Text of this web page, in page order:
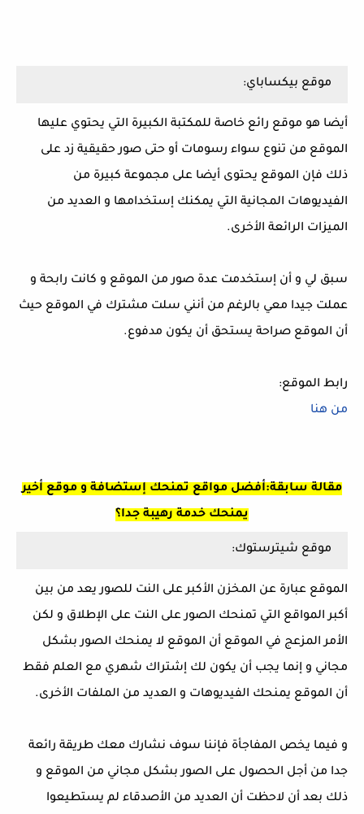
موقع بيكساباي:
أيضا هو موقع رائع خاصة للمكتبة الكبيرة التي يحتوي عليها
الموقع من تنوع سواء رسومات أو حتى صور حقيقية زد على
ذلك فإن الموقع يحتوى أيضا على مجموعة كبيرة من
الفيديوهات المجانية التي يمكنك إستخدامها و العديد من
الميزات الرائعة الأخرى.
سبق لي و أن إستخدمت عدة صور من الموقع و كانت رابحة و
عملت جيدا معي بالرغم من أنني سلت مشترك في الموقع حيث
أن الموقع صراحة يستحق أن يكون مدفوع.
رابط الموقع:
من هنا
مقالة سابقة:أفضل مواقع تمنحك إستضافة و موقع أخير
يمنحك خدمة رهيبة جدا؟
موقع شيترستوك:
الموقع عبارة عن المخزن الأكبر على النت للصور يعد من بين
أكبر المواقع التي تمنحك الصور على النت على الإطلاق و لكن
الأمر المزعج في الموقع أن الموقع لا يمنحك الصور بشكل
مجاني و إنما يجب أن يكون لك إشتراك شهري مع العلم فقط
أن الموقع يمنحك الفيديوهات و العديد من الملفات الأخرى.
و فيما يخص المفاجأة فإننا سوف نشارك معك طريقة رائعة
جدا من أجل الحصول على الصور بشكل مجاني من الموقع و
ذلك بعد أن لاحظت أن العديد من الأصدقاء لم يستطيعوا